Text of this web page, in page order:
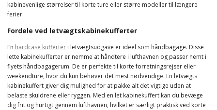
kabinevenlige størrelser til korte ture eller større modeller til længere
ferier.
Fordele ved letvægtskabinekufferter
En hardcase kufferter i letvægtsudgave er ideel som håndbagage. Disse
lette kabinekufferter er nemme at håndtere i lufthavnen og passer nemt i
flyets håndbagagerum. De er perfekte til korte forretningsrejser eller
weekendture, hvor du kun behøver det mest nødvendige. En letvægts
kabinekuffert giver dig mulighed for at pakke alt det vigtige uden at
belaste skuldrene eller ryggen. Med en let kabinekuffert kan du bevæge
dig frit og hurtigt gennem lufthavnen, hvilket er særligt praktisk ved korte